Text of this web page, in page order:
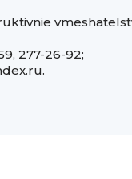
277-26-92;